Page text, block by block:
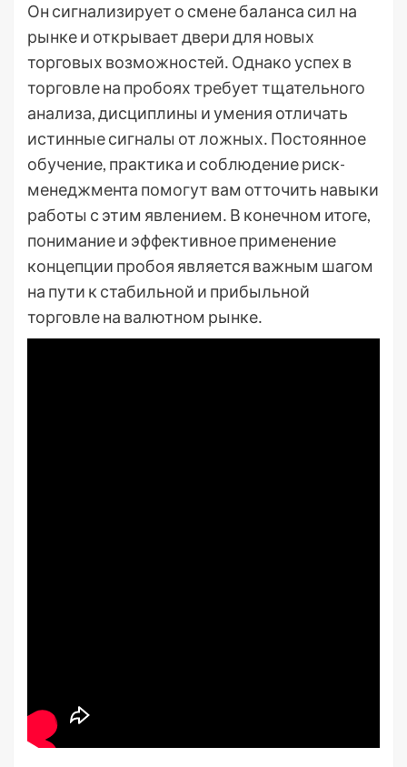
Он сигнализирует о смене баланса сил на
рынке и открывает двери для новых
торговых возможностей․ Однако успех в
торговле на пробоях требует тщательного
анализа, дисциплины и умения отличать
истинные сигналы от ложных․ Постоянное
обучение, практика и соблюдение риск-
менеджмента помогут вам отточить навыки
работы с этим явлением․ В конечном итоге,
понимание и эффективное применение
концепции пробоя является важным шагом
на пути к стабильной и прибыльной
торговле на валютном рынке․